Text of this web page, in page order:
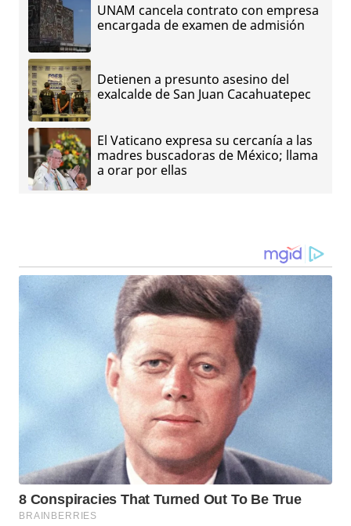
UNAM cancela contrato con empresa
encargada de examen de admisión
Detienen a presunto asesino del
exalcalde de San Juan Cacahuatepec
El Vaticano expresa su cercanía a las
madres buscadoras de México; llama
a orar por ellas